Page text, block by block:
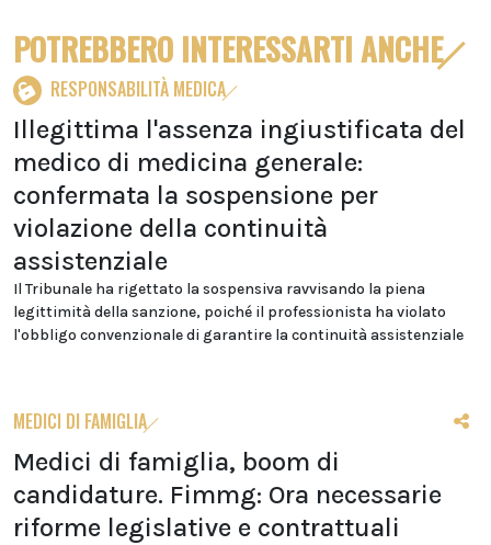
POTREBBERO INTERESSARTI ANCHE
RESPONSABILITÀ MEDICA
Illegittima l'assenza ingiustificata del
medico di medicina generale:
confermata la sospensione per
violazione della continuità
assistenziale
Il Tribunale ha rigettato la sospensiva ravvisando la piena
legittimità della sanzione, poiché il professionista ha violato
l'obbligo convenzionale di garantire la continuità assistenziale
MEDICI DI FAMIGLIA
Medici di famiglia, boom di
candidature. Fimmg: Ora necessarie
riforme legislative e contrattuali